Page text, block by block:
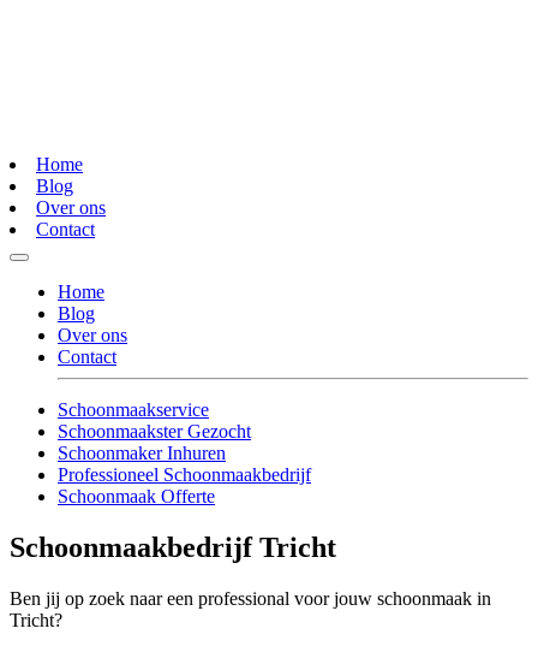
Home
Blog
Over ons
Contact
Home
Blog
Over ons
Contact
Schoonmaakservice
Schoonmaakster Gezocht
Schoonmaker Inhuren
Professioneel Schoonmaakbedrijf
Schoonmaak Offerte
Schoonmaakbedrijf Tricht
Ben jij op zoek naar een professional voor jouw schoonmaak in
Tricht?